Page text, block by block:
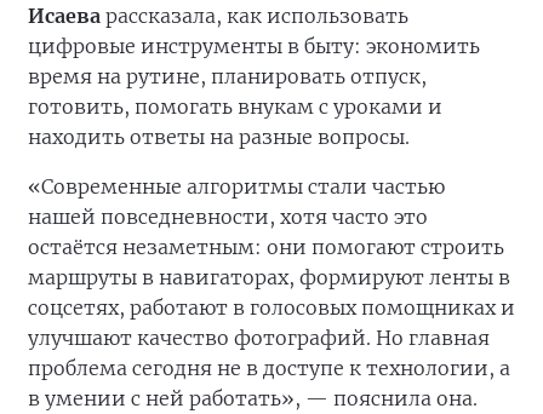
Исаева рассказала, как использовать
цифровые инструменты в быту: экономить
время на рутине, планировать отпуск,
готовить, помогать внукам с уроками и
находить ответы на разные вопросы.
«Современные алгоритмы стали частью
нашей повседневности, хотя часто это
остаётся незаметным: они помогают строить
маршруты в навигаторах, формируют ленты в
соцсетях, работают в голосовых помощниках и
улучшают качество фотографий. Но главная
проблема сегодня не в доступе к технологии, а
в умении с ней работать», — пояснила она.